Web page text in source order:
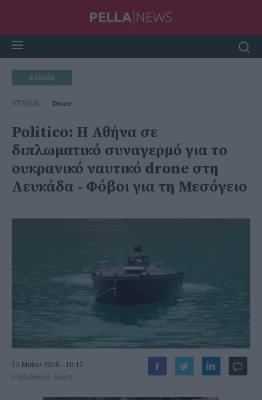
Ελλάδα
#TAGS Drone
Politico: Η Αθήνα σε
διπλωματικό συναγερμό για το
ουκρανικό ναυτικό drone στη
Λευκάδα - Φόβοι για τη Μεσόγειο
13 Μαΐου 2026 - 10:12
PellaNews Team